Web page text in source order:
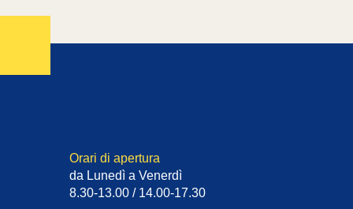
Orari di apertura
da Lunedì a Venerdì
8.30-13.00 / 14.00-17.30